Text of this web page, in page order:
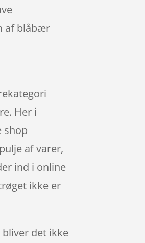
af blåbær
Her i
shop
af varer,
ind i online
ikke er
bliver det ikke